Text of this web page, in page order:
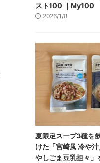
スト100 ｜My100
2026/1/8
夏限定スープ3種を
けた「宮崎風 冷や
やしごま豆乳担々」